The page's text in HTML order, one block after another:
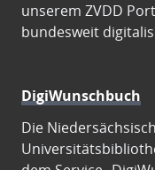
unserem ZVDD
bundesweit
DigiWunschbuch
Die